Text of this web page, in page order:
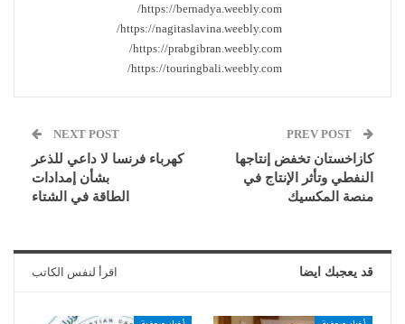
https://bernadya.weebly.com/
https://nagitaslavina.weebly.com/
https://prabgibran.weebly.com/
https://touringbali.weebly.com/
كازاخستان تخفض إنتاجها
النفطي وتأثر الإنتاج في
منصة المكسيك
NEXT POST
كهرباء فرنسا لا داعي للذعر
بشأن إمدادات
الطاقة في الشتاء
قد يعجبك ايضا اقرأ لنفس الكاتب